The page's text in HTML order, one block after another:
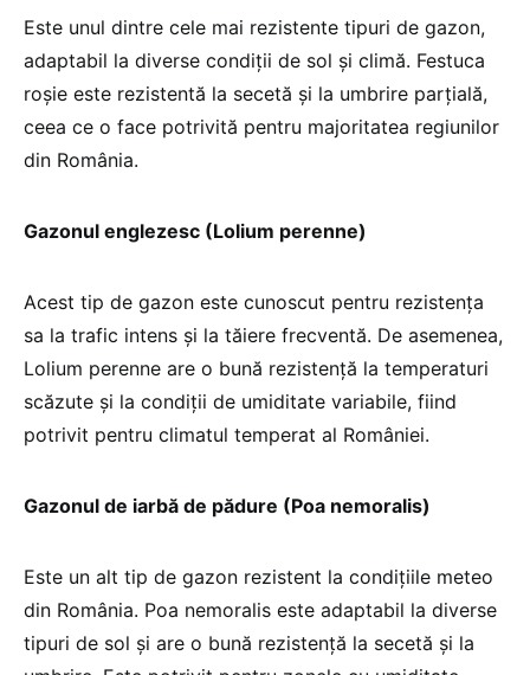
Este unul dintre cele mai rezistente tipuri de gazon,
adaptabil la diverse condiții de sol și climă. Festuca
roșie este rezistentă la secetă și la umbrire parțială,
ceea ce o face potrivită pentru majoritatea regiunilor
din România.
Gazonul englezesc (Lolium perenne)
Acest tip de gazon este cunoscut pentru rezistența
sa la trafic intens și la tăiere frecventă. De asemenea,
Lolium perenne are o bună rezistență la temperaturi
scăzute și la condiții de umiditate variabile, fiind
potrivit pentru climatul temperat al României.
Gazonul de iarbă de pădure (Poa nemoralis)
Este un alt tip de gazon rezistent la condițiile meteo
din România. Poa nemoralis este adaptabil la diverse
tipuri de sol și are o bună rezistență la secetă și la